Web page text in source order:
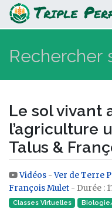
Le sol vivant
l’agriculture
& François
Le sol vivant
l’agriculture
Talus &
Aller à :navigation,
Vidéos -Ver de Terre
François Mulet - Durée :
Classes Virtuelles